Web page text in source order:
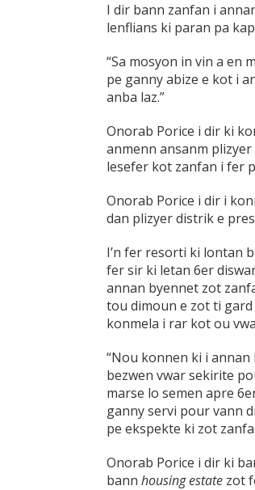
I dir bann zanfan i
lenflians ki paran pa
“Sa mosyon in vin a en
pe ganny abize e kot i
anba laz.”
Onorab Porice i dir ki
anmenn ansanm
lesefer kot zanfan i fer
Onorab Porice i dir i
dan plizyer distrik e
I’n fer resorti ki lontan
fer sir ki letan 6er
annan byennet zot
tou dimoun e zot ti
konmela i rar kot ou
“Nou konnen ki i
bezwen vwar sekirite
marse lo semen apre
ganny servi pour vann
pe ekspekte ki zot
Onorab Porice i dir ki
bann housing estate zot